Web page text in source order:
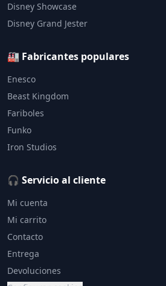
Disney Showcase
Disney Grand Jester
🏭 Fabricantes populares
Enesco
Beast Kingdom
Fariboles
Funko
Iron Studios
🎧 Servicio al cliente
Mi cuenta
Mi carrito
Contacto
Entrega
Devoluciones